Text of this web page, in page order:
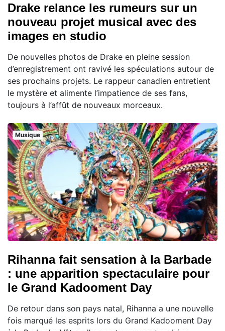
Drake relance les rumeurs sur un
nouveau projet musical avec des
images en studio
De nouvelles photos de Drake en pleine session
d’enregistrement ont ravivé les spéculations autour de
ses prochains projets. Le rappeur canadien entretient
le mystère et alimente l’impatience de ses fans,
toujours à l’affût de nouveaux morceaux.
Musique
Rihanna fait sensation à la Barbade
: une apparition spectaculaire pour
le Grand Kadooment Day
De retour dans son pays natal, Rihanna a une nouvelle
fois marqué les esprits lors du Grand Kadooment Day